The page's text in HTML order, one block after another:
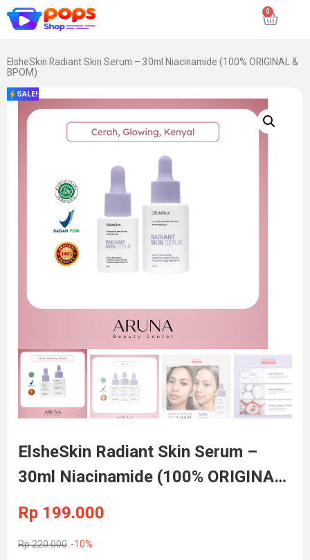
ElsheSkin Radiant Skin Serum – 30ml Niacinamide (100% ORIGINAL &
BPOM)
SALE!
ElsheSkin Radiant Skin Serum –
30ml Niacinamide (100% ORIGINAL
& BPOM)
Rp 199.000
Rp220.000 -10%